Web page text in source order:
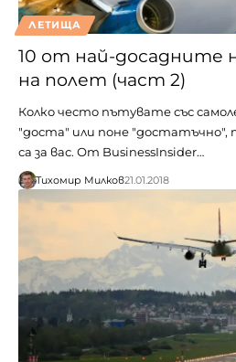
ЛЕТИЩА
10 от най-досадните
на полет (част 2)
Колко често пътувате със
"доста" или поне
са за вас. От BusinessInsider…
Тихомир Милков21.01.2018